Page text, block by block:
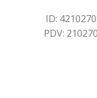
ID:
PDV: